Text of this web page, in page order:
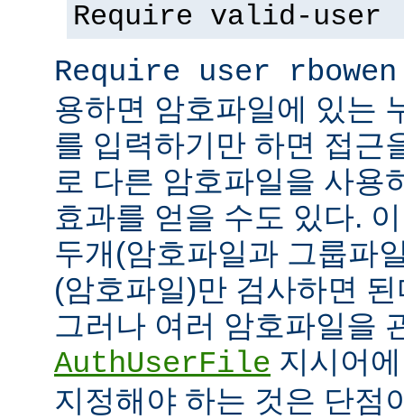
Require valid-user
Require user rbowen
용하면 암호파일에 있는
를 입력하기만 하면 접근
로 다른 암호파일을 사용
효과를 얻을 수도 있다.
두개(암호파일과 그룹파
(암호파일)만 검사하면
그러나 여러 암호파일을
AuthUserFile 지시어
지정해야 하는 것은 단점